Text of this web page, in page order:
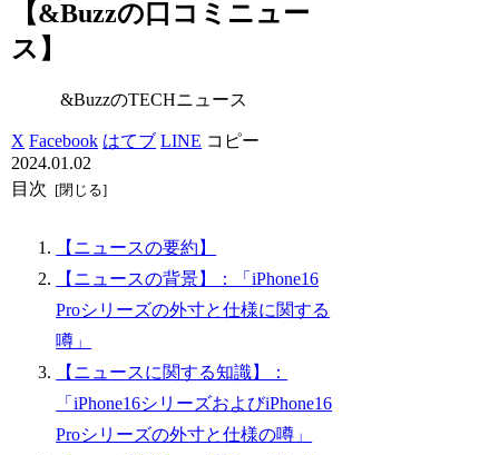
【&Buzzの口コミニュー
ス】
&BuzzのTECHニュース
X Facebook はてブ LINE コピー
2024.01.02
目次
【ニュースの要約】
【ニュースの背景】：「iPhone16
Proシリーズの外寸と仕様に関する
噂」
【ニュースに関する知識】：
「iPhone16シリーズおよびiPhone16
Proシリーズの外寸と仕様の噂」